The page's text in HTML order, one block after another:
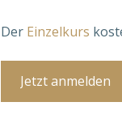
Der Einzelkurs
Jetzt anmelden